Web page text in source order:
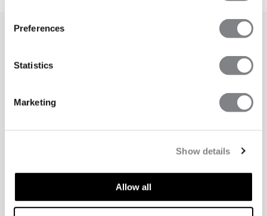
Preferences
Statistics
Marketing
Show details
Allow all